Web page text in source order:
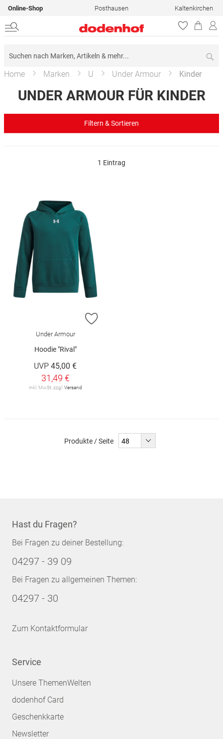
Online-Shop Posthausen Kaltenkirchen
Home Marken U Under Armour Kinder
UNDER ARMOUR FÜR KINDER
1 Eintrag
ZUR WUNSCHLISTE HINZUFÜGEN
Under Armour
Hoodie "Rival"
UVP 45,00 €
31,49 €
inkl. MwSt. zzgl. Versand
Produkte / Seite
Filtern & Sortieren
Hast du Fragen?
Bei Fragen zu deiner Bestellung:
04297 - 39 09
Bei Fragen zu allgemeinen Themen:
04297 - 30
Zum Kontaktformular
Service
Unsere ThemenWelten
dodenhof Card
Geschenkkarte
Newsletter